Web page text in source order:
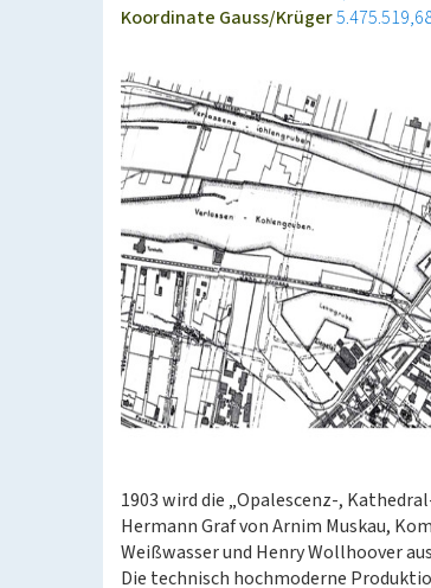
Koordinate Gauss/Krüger
1903 wird die „Opalescenz-,
Hermann Graf von Arnim Muskau,
Weißwasser und Henry Wollhoover
Die technisch hochmoderne